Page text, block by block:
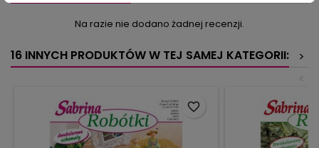
Na razie nie dodano żadnej recenzji.
16 INNYCH PRODUKTÓW W TEJ SAMEJ KATEGORII:
>
<
favorite_border